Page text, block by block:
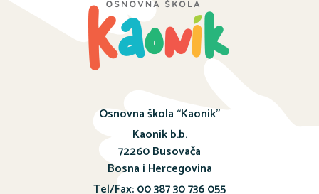
Osnovna škola “Kaonik”
Kaonik b.b.
72260 Busovača
Bosna i Hercegovina
Tel/Fax: 00 387 30 736 055